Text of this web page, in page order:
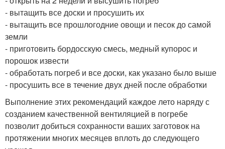
- вытащить все доски и просушить их
- вытащить все прошлогодние овощи и песок до самой
земли
- приготовить бордосскую смесь, медный купорос и
порошок извести
- обработать погреб и все доски, как указано было выше
- просушить все в течение двух дней после обработки
Выполнение этих рекомендаций каждое лето наряду с
созданием качественной вентиляцией в погребе
позволит добиться сохранности ваших заготовок на
протяжении многих месяцев вплоть до следующего